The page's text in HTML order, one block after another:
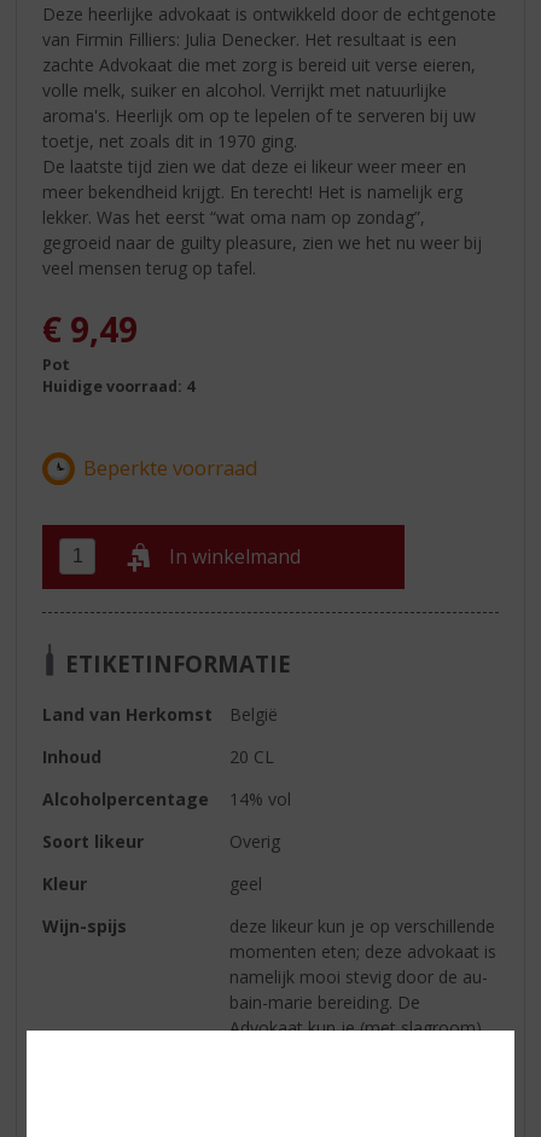
Deze heerlijke advokaat is ontwikkeld door de echtgenote
van Firmin Filliers: Julia Denecker. Het resultaat is een
zachte Advokaat die met zorg is bereid uit verse eieren,
volle melk, suiker en alcohol. Verrijkt met natuurlijke
aroma's. Heerlijk om op te lepelen of te serveren bij uw
toetje, net zoals dit in 1970 ging.
De laatste tijd zien we dat deze ei likeur weer meer en
meer bekendheid krijgt. En terecht! Het is namelijk erg
lekker. Was het eerst “wat oma nam op zondag”,
gegroeid naar de guilty pleasure, zien we het nu weer bij
veel mensen terug op tafel.
€ 9,49
Pot
Huidige voorraad: 4
In winkelmand
ETIKETINFORMATIE
Land van Herkomst
België
Inhoud
20 CL
Alcoholpercentage
14% vol
Soort likeur
Overig
Kleur
geel
Wijn-spijs
deze likeur kun je op verschillende
momenten eten; deze advokaat is
namelijk mooi stevig door de au-
bain-marie bereiding. De
Advokaat kun je (met slagroom)